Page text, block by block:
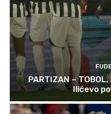
PARTIZAN –
Ilićevo